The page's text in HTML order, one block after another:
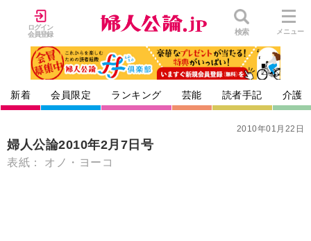
ログイン
会員登録
検索 メニュー
新着 会員限定 ランキング 芸能 読者手記 介護
2010年01月22日
婦人公論2010年2月7日号
表紙： オノ・ヨーコ